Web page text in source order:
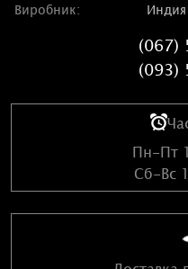
Виробник: Индия
(067)
(093)
Пн-Пт
Сб-Вс